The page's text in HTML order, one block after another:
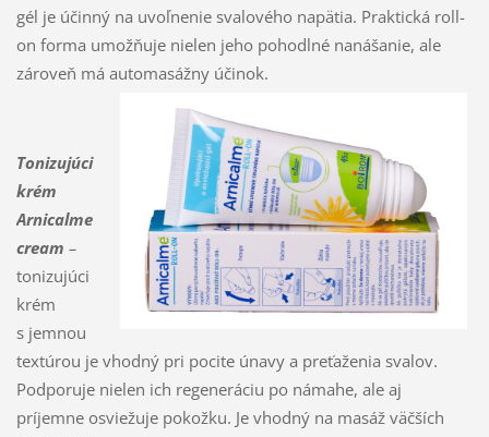
gél je účinný na uvoľnenie svalového napätia. Praktická roll-
on forma umožňuje nielen jeho pohodlné nanášanie, ale
zároveň má automasážny účinok.
Tonizujúci
krém
Arnicalme
cream –
tonizujúci
krém
s jemnou
textúrou je vhodný pri pocite únavy a preťaženia svalov.
Podporuje nielen ich regeneráciu po námahe, ale aj
príjemne osviežuje pokožku. Je vhodný na masáž väčších